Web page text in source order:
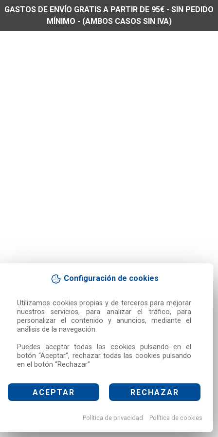
Configuración de cookies
Utilizamos cookies propias y de terceros para mejorar
nuestros servicios, para analizar el tráfico, para
personalizar el contenido y anuncios, mediante el
análisis de la navegación.
Puedes aceptar todas las cookies pulsando en el
botón “Aceptar”, rechazar todas las cookies pulsando
en el botón “Rechazar”
ACEPTAR RECHAZAR
Política de privacidad Política de cookies
GASTOS DE ENVÍO GRATIS A PARTIR DE 95€ - SIN PEDIDO
MÍNIMO - (AMBOS CASOS SIN IVA)